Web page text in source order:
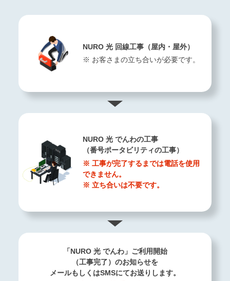
NURO 光 回線工事（屋内・屋外）
※ お客さまの立ち合いが必要です。
NURO 光 でんわの工事
（番号ポータビリティの工事）
※ 工事が完了するまでは電話を使用
できません。
※ 立ち合いは不要です。
「NURO 光 でんわ」ご利用開始
（工事完了）のお知らせを
メールもしくはSMSにてお送りします。